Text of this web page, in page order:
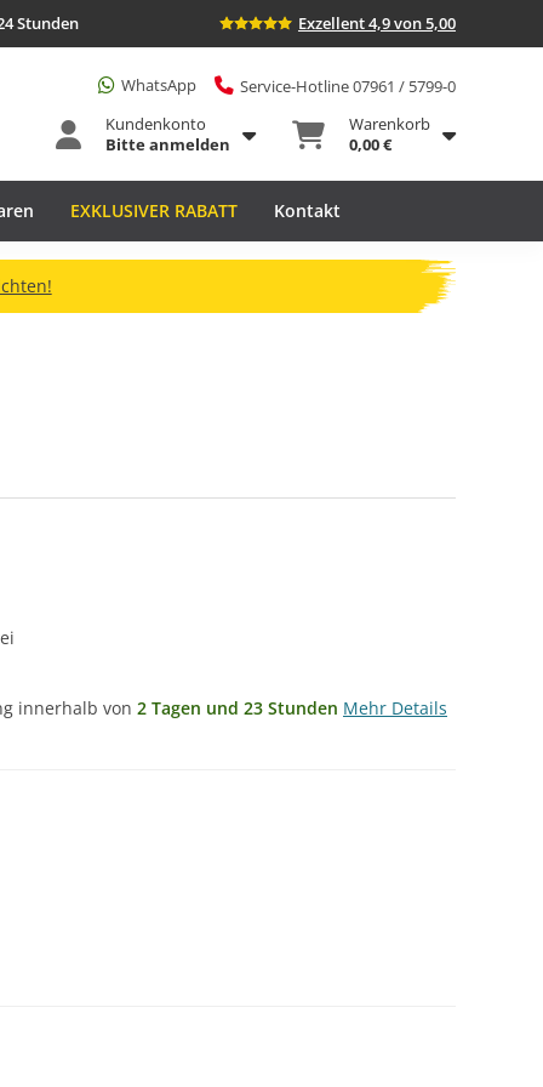
Stunden Exzellent 4,9 von 5,00
WhatsApp
Service-Hotline 07961 / 5799-0
Kundenkonto
Bitte anmelden
Warenkorb
0,00 €
EXKLUSIVER RABATT Kontakt
innerhalb von 2 Tagen und 23 Stunden Mehr Details